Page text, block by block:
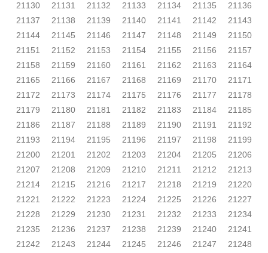
21130
21131 21132 21133 21134 21135
21136
21137
21138 21139 21140 21141 21142
21143
21144
21145 21146 21147 21148 21149
21150
21151
21152 21153 21154 21155 21156
21157
21158
21159 21160 21161 21162 21163
21164
21165
21166 21167 21168 21169 21170
21171
21172
21173 21174 21175 21176 21177
21178
21179
21180 21181 21182 21183 21184
21185
21186
21187 21188 21189 21190 21191
21192
21193
21194 21195 21196 21197 21198
21199
21200
21201 21202 21203 21204 21205
21206
21207
21208 21209 21210 21211 21212
21213
21214
21215 21216 21217 21218 21219
21220
21221
21222 21223 21224 21225 21226
21227
21228
21229 21230 21231 21232 21233
21234
21235
21236 21237 21238 21239 21240
21241
21242
21243 21244 21245 21246 21247
21248